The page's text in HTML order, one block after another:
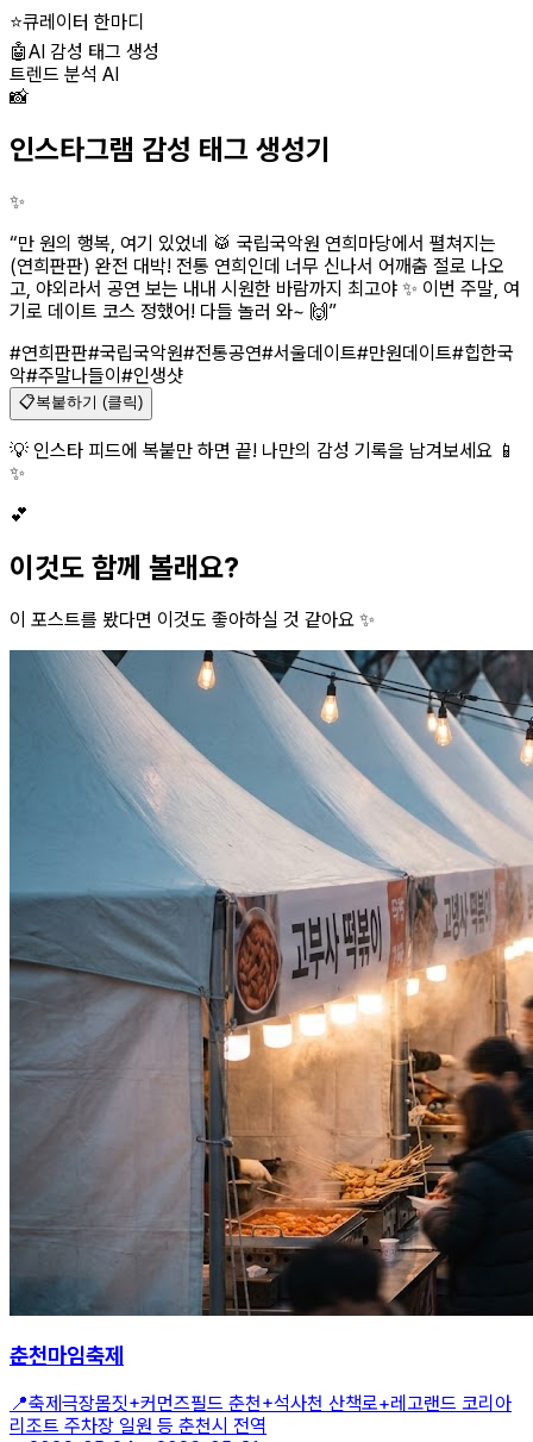
⭐큐레이터 한마디
🤖AI 감성 태그 생성
트렌드 분석 AI
📸
인스타그램 감성 태그 생성기
✨
“만 원의 행복, 여기 있었네 🥁 국립국악원 연희마당에서 펼쳐지는
(연희판판) 완전 대박! 전통 연희인데 너무 신나서 어깨춤 절로 나오
고, 야외라서 공연 보는 내내 시원한 바람까지 최고야 ✨ 이번 주말, 여
기로 데이트 코스 정했어! 다들 놀러 와~ 🙌”
#연희판판#국립국악원#전통공연#서울데이트#만원데이트#힙한국
악#주말나들이 #인생샷
📋복붙하기 (클릭)
💡 인스타 피드에 복붙만 하면 끝! 나만의 감성 기록을 남겨보세요 📱
✨
💕
이것도 함께 볼래요?
이 포스트를 봤다면 이것도 좋아하실 것 같아요 ✨
춘천마임축제
📍축제극장몸짓+커먼즈필드 춘천+석사천 산책로+레고랜드 코리아
리조트 주차장 일원 등 춘천시 전역